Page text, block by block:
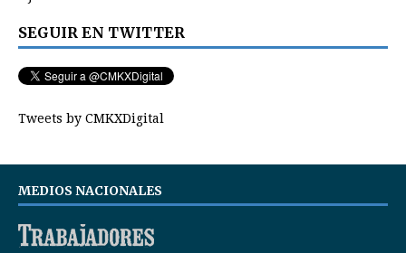
SEGUIR EN TWITTER
Tweets by CMKXDigital
MEDIOS NACIONALES